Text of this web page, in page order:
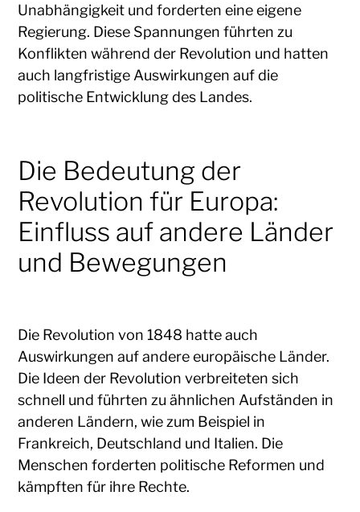
Unabhängigkeit und forderten eine eigene
Regierung. Diese Spannungen führten zu
Konflikten während der Revolution und hatten
auch langfristige Auswirkungen auf die
politische Entwicklung des Landes.
Die Bedeutung der
Revolution für Europa:
Einfluss auf andere Länder
und Bewegungen
Die Revolution von 1848 hatte auch
Auswirkungen auf andere europäische Länder.
Die Ideen der Revolution verbreiteten sich
schnell und führten zu ähnlichen Aufständen in
anderen Ländern, wie zum Beispiel in
Frankreich, Deutschland und Italien. Die
Menschen forderten politische Reformen und
kämpften für ihre Rechte.